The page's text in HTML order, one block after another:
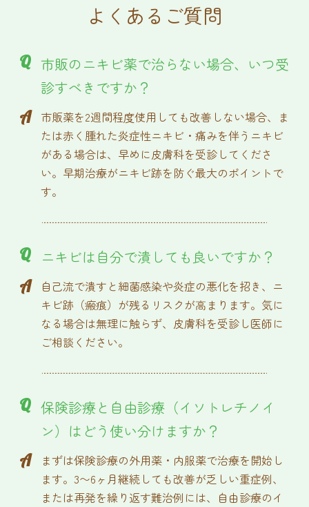
よくあるご質問
Q 市販のニキビ薬で治らない場合、いつ受
診すべきですか？
A
市販薬を2週間程度使用しても改善しない場合、ま
たは赤く腫れた炎症性ニキビ・痛みを伴うニキビ
がある場合は、早めに皮膚科を受診してくださ
い。早期治療がニキビ跡を防ぐ最大のポイントで
す。
Q ニキビは自分で潰しても良いですか？
A
自己流で潰すと細菌感染や炎症の悪化を招き、ニ
キビ跡（瘢痕）が残るリスクが高まります。気に
なる場合は無理に触らず、皮膚科を受診し医師に
ご相談ください。
Q 保険診療と自由診療（イソトレチノイ
ン）はどう使い分けますか？
A
まずは保険診療の外用薬・内服薬で治療を開始し
ます。3〜6ヶ月継続しても改善が乏しい重症例、
または再発を繰り返す難治例には、自由診療のイ